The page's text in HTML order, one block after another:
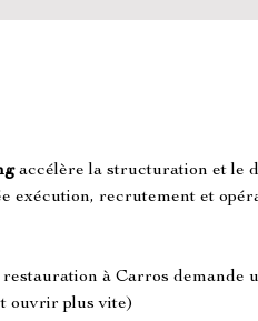
accélère la structuration et le
exécution, recrutement et
à Carros demande
ouvrir plus vite)